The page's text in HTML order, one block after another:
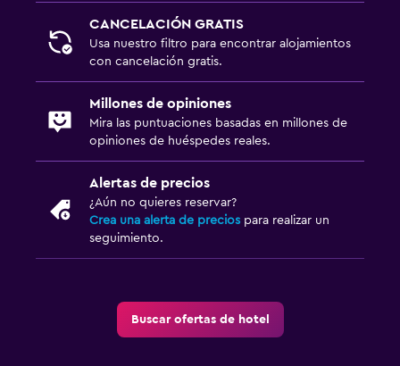
CANCELACIÓN GRATIS
Usa nuestro filtro para encontrar alojamientos
con cancelación gratis.
Millones de opiniones
Mira las puntuaciones basadas en millones de
opiniones de huéspedes reales.
Alertas de precios
¿Aún no quieres reservar?
Crea una alerta de precios para realizar un
seguimiento.
Buscar ofertas de hotel